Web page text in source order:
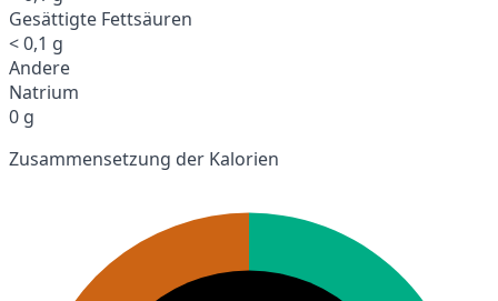
Gesättigte Fettsäuren
< 0,1 g
Andere
Natrium
0 g
Zusammensetzung der Kalorien